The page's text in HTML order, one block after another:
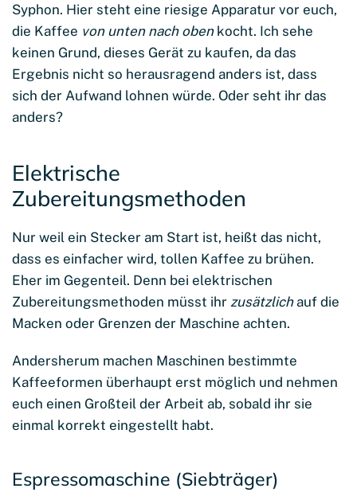
Syphon. Hier steht eine riesige Apparatur vor euch,
die Kaffee von unten nach oben kocht. Ich sehe
keinen Grund, dieses Gerät zu kaufen, da das
Ergebnis nicht so herausragend anders ist, dass
sich der Aufwand lohnen würde. Oder seht ihr das
anders?
Elektrische
Zubereitungsmethoden
Nur weil ein Stecker am Start ist, heißt das nicht,
dass es einfacher wird, tollen Kaffee zu brühen.
Eher im Gegenteil. Denn bei elektrischen
Zubereitungsmethoden müsst ihr zusätzlichauf die
Macken oder Grenzen der Maschine achten.
Andersherum machen Maschinen bestimmte
Kaffeeformen überhaupt erst möglich und nehmen
euch einen Großteil der Arbeit ab, sobald ihr sie
einmal korrekt eingestellt habt.
Espressomaschine (Siebträger)